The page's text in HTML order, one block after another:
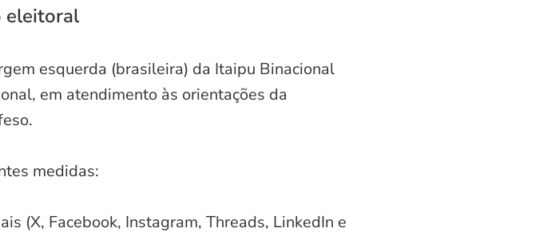
eleitoral
esquerda (brasileira) da Itaipu Binacional
em atendimento às orientações da
medidas:
(X, Facebook, Instagram, Threads, LinkedIn e